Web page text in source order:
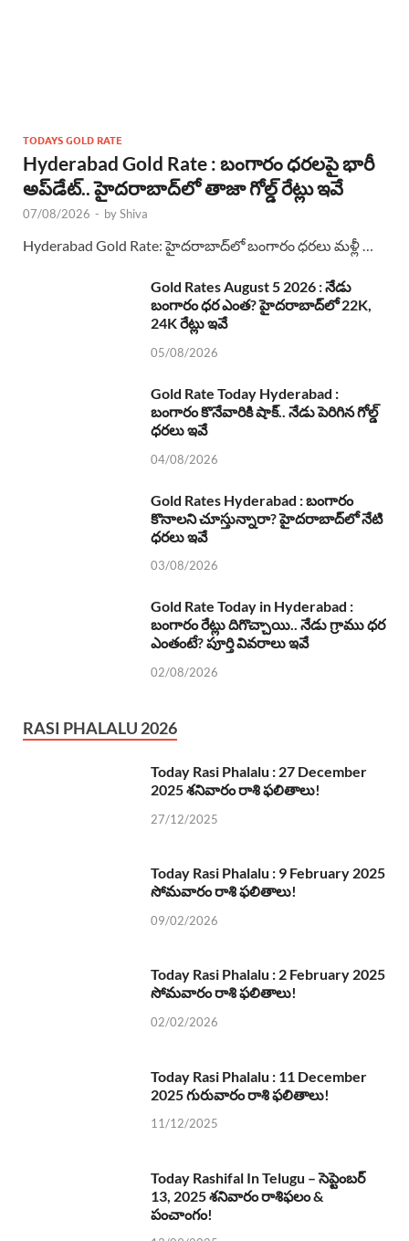
TODAYS GOLD RATE
Hyderabad Gold Rate : బంగారం ధరలపై భారీ
అప్‌డేట్.. హైదరాబాద్‌లో తాజా గోల్డ్ రేట్లు ఇవే
07/08/2026 - byShiva
Hyderabad Gold Rate: హైదరాబాద్‌లో బంగారం ధరలు మళ్లీ …
Gold Rates August 5 2026 : నేడు
బంగారం ధర ఎంత? హైదరాబాద్‌లో 22K,
24K రేట్లు ఇవే
05/08/2026
Gold Rate Today Hyderabad :
బంగారం కొనేవారికి షాక్.. నేడు పెరిగిన గోల్డ్
ధరలు ఇవే
04/08/2026
Gold Rates Hyderabad : బంగారం
కొనాలని చూస్తున్నారా? హైదరాబాద్‌లో నేటి
ధరలు ఇవే
03/08/2026
Gold Rate Today in Hyderabad :
బంగారం రేట్లు దిగొచ్చాయి.. నేడు గ్రాము ధర
ఎంతంటే? పూర్తి వివరాలు ఇవే
02/08/2026
RASI PHALALU 2026
Today Rasi Phalalu : 27 December
2025 శనివారం రాశి ఫలితాలు!
27/12/2025
Today Rasi Phalalu : 9 February 2025
సోమవారం రాశి ఫలితాలు!
09/02/2026
Today Rasi Phalalu : 2 February 2025
సోమవారం రాశి ఫలితాలు!
02/02/2026
Today Rasi Phalalu : 11 December
2025 గురువారం రాశి ఫలితాలు!
11/12/2025
Today Rashifal In Telugu – సెప్టెంబర్
13, 2025 శనివారం రాశిఫలం &
పంచాంగం!